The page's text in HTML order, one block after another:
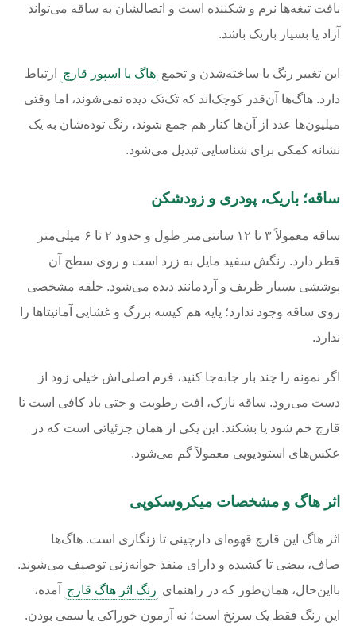
بافت تیغه‌ها نرم و شکننده است و اتصالشان به ساقه می‌تواند
آزاد یا بسیار باریک باشد.
این تغییر رنگ با ساخته‌شدن و تجمع هاگ یا اسپور قارچ
ارتباط
دارد. هاگ‌ها آن‌قدر کوچک‌اند که تک‌تک دیده نمی‌شوند، اما وقتی
میلیون‌ها عدد از آن‌ها کنار هم جمع شوند، رنگ توده‌شان به یک
نشانه کمکی برای شناسایی تبدیل می‌شود.
ساقه؛ باریک، پودری و زودشکن
ساقه معمولاً ۳ تا ۱۲ سانتی‌متر طول و حدود ۲ تا ۶ میلی‌متر
قطر دارد. رنگش سفید مایل به زرد است و روی سطح آن
پوششی بسیار ظریف و آردمانند دیده می‌شود. حلقه مشخصی
روی ساقه وجود ندارد؛ پایه هم کیسه بزرگ و غشایی آمانیتاها را
ندارد.
اگر نمونه را چند بار جابه‌جا کنید، فرم اصلی‌اش خیلی زود از
دست می‌رود. ساقه نازک، افت رطوبت و حتی باد کافی است تا
قارچ خم شود یا بشکند. این یکی از همان جزئیاتی است که در
عکس‌های استودیویی معمولاً گم می‌شود.
اثر هاگ و مشخصات میکروسکوپی
اثر هاگ این قارچ قهوه‌ای دارچینی تا زنگاری است. هاگ‌ها
صاف، بیضی تا کشیده و دارای منفذ جوانه‌زنی توصیف می‌شوند.
بااین‌حال، همان‌طور که در راهنمای رنگ اثر هاگ قارچ
آمده،
این رنگ فقط یک سرنخ است؛ نه آزمون خوراکی یا سمی بودن.